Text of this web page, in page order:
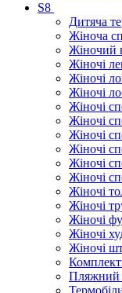
S8
Дитяча
Жіноча
Жіночий
Жіночі
Жіночі
Жіночі
Жіночі
Жіночі
Жіночі
Жіночі
Жіночі
Жіночі
Жіночі
Жіночі
Жіночі
Жіночі
Жіночі
Пляжний